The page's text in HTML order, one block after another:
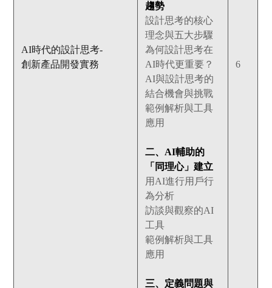
AI時代的設計思考-
創新產品開發實務
趨勢
設計思考的核心
理念與五大步驟
為何設計思考在
AI時代更重要？
AI與設計思考的
結合機會與挑戰
範例解析與工具
應用
二、AI輔助的
「同理心」建立
用AI進行用戶行
為分析
訪談與觀察的AI
工具
範例解析與工具
應用
三、定義問題與
6